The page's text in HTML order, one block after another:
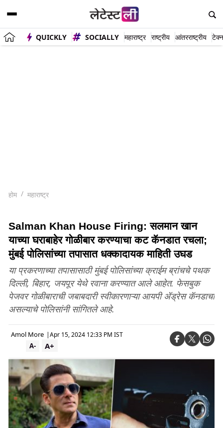
QUICKLY SOCIALLY महाराष्ट्र राष्ट्रीय आंतरराष्ट्रीय
होम महाराष्ट्र
Salman Khan House Firing: सलमान खान
याच्या घराबाहेर गोळीबार करण्याचा कट कॅनडात रचला;
मुंबई पोलिसांच्या तपासात धक्कादायक माहिती उघड
या प्रकरणाच्या तपासासाठी मुंबई पोलिसांच्या क्राईम ब्रांचचे पथक
दिल्ली, बिहार, जयपूर येथे रवाना करण्यात आले आहेत. फेसबुक
पेजवर गोळीबाराची जबाबदारी स्वीकारणाऱ्या आयपी ॲड्रेस कॅनडाचा
असल्याचे पोलिसांनी सांगितले आहे.
Amol More |Apr 15, 2024 12:33 PM IST
A+
A-